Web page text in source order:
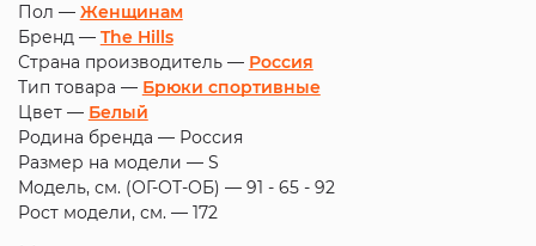
Пол — Женщинам
Бренд — The Hills
Страна производитель — Россия
Тип товара — Брюки спортивные
Цвет — Белый
Родина бренда — Россия
Размер на модели — S
Модель, см. (ОГ-ОТ-ОБ) — 91 - 65 - 92
Рост модели, см. — 172